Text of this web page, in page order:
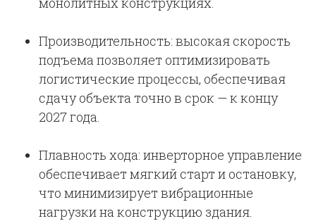
Производительность: высокая скорость
подъема позволяет оптимизировать
логистические процессы, обеспечивая
сдачу объекта точно в срок — к концу
2027 года.
Плавность хода: инверторное управление
обеспечивает мягкий старт и остановку,
что минимизирует вибрационные
нагрузки на конструкцию здания.